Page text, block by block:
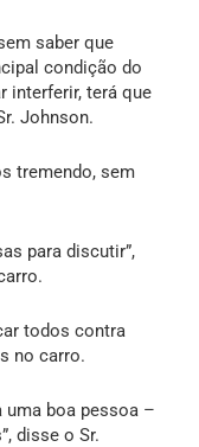
saber que
condição do
interferir, terá que
Johnson.
tremendo, sem
para discutir”,
todos contra
no carro.
uma boa pessoa –
disse o Sr.